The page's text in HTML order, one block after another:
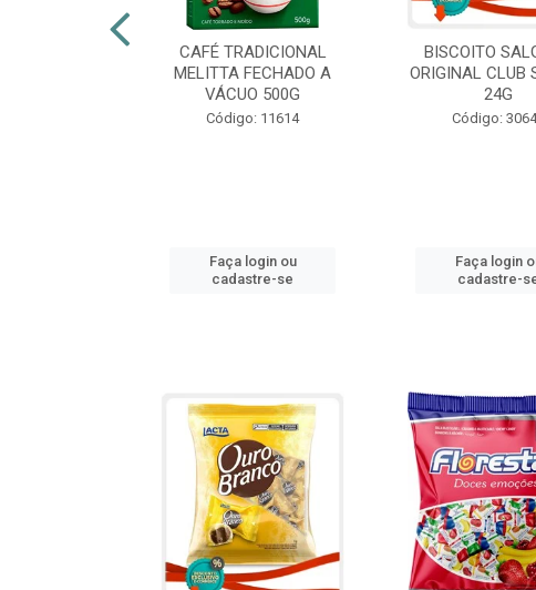
CAFÉ TRADICIONAL
MELITTA FECHADO A
VÁCUO 500G
Código: 11614
Faça login ou
cadastre-se
BISCOITO
ORIGINAL CLUB
24G
Código:
Faça login
cadastre-